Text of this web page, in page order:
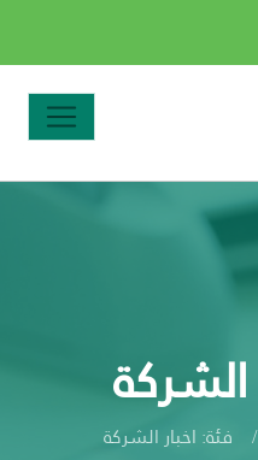
الشركة
فئة: اخبار الشركة